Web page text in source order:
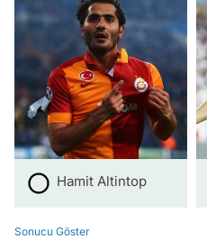
Hamit Altintop
Sonucu Göster